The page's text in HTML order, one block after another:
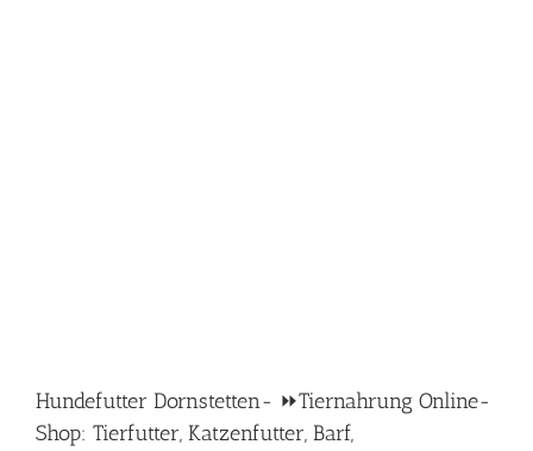
Hundefutter Dornstetten- ⏩Tiernahrung Online-
Shop: Tierfutter, Katzenfutter, Barf,